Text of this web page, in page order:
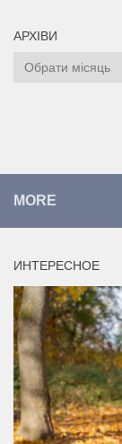
АРХІВИ
Архіви
MORE
ИНТЕРЕСНОЕ